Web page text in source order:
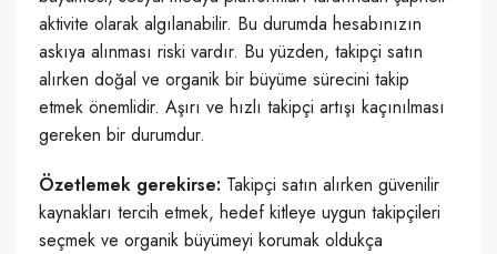
aktivite olarak algılanabilir. Bu durumda hesabınızın
askıya alınması riski vardır. Bu yüzden, takipçi satın
alırken doğal ve organik bir büyüme sürecini takip
etmek önemlidir. Aşırı ve hızlı takipçi artışı kaçınılması
gereken bir durumdur.
Özetlemek gerekirse: Takipçi satın alırken güvenilir
kaynakları tercih etmek, hedef kitleye uygun takipçileri
seçmek ve organik büyümeyi korumak oldukça